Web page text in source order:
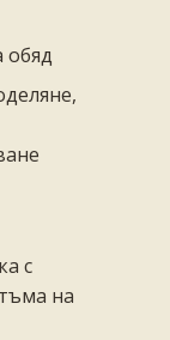
обяд
с
на